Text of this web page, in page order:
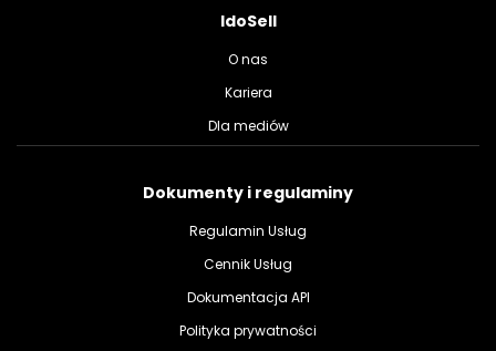
IdoSell
O nas
Kariera
Dla mediów
Dokumenty i regulaminy
Regulamin Usług
Cennik Usług
Dokumentacja API
Polityka prywatności